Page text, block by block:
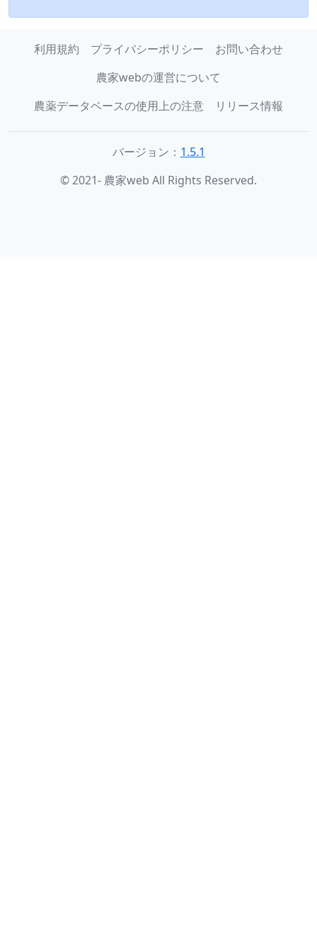
利用規約 プライバシーポリシー
お問い合わせ
農家webの運営について
農薬データベースの使用上の注意
リリース情報
バージョン： 1.5.1
© 2021- 農家web All Rights Reserved.